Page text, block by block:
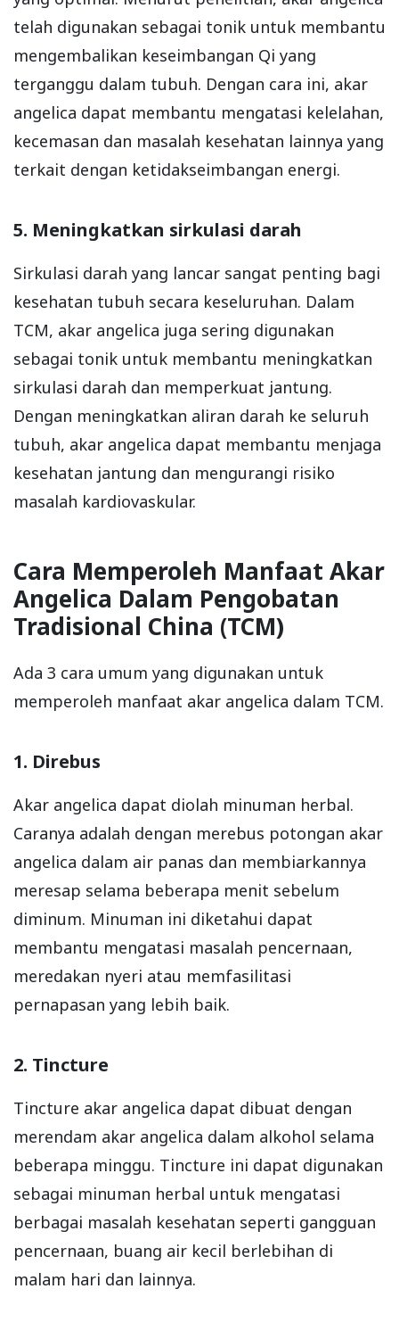
telah digunakan sebagai tonik untuk membantu
mengembalikan keseimbangan Qi yang
terganggu dalam tubuh. Dengan cara ini, akar
angelica dapat membantu mengatasi kelelahan,
kecemasan dan masalah kesehatan lainnya yang
terkait dengan ketidakseimbangan energi.
5. Meningkatkan sirkulasi darah
Sirkulasi darah yang lancar sangat penting bagi
kesehatan tubuh secara keseluruhan. Dalam
TCM, akar angelica juga sering digunakan
sebagai tonik untuk membantu meningkatkan
sirkulasi darah dan memperkuat jantung.
Dengan meningkatkan aliran darah ke seluruh
tubuh, akar angelica dapat membantu menjaga
kesehatan jantung dan mengurangi risiko
masalah kardiovaskular.
Cara Memperoleh Manfaat Akar
Angelica Dalam Pengobatan
Tradisional China (TCM)
Ada 3 cara umum yang digunakan untuk
memperoleh manfaat akar angelica dalam TCM.
1. Direbus
Akar angelica dapat diolah minuman herbal.
Caranya adalah dengan merebus potongan akar
angelica dalam air panas dan membiarkannya
meresap selama beberapa menit sebelum
diminum. Minuman ini diketahui dapat
membantu mengatasi masalah pencernaan,
meredakan nyeri atau memfasilitasi
pernapasan yang lebih baik.
2. Tincture
Tincture akar angelica dapat dibuat dengan
merendam akar angelica dalam alkohol selama
beberapa minggu. Tincture ini dapat digunakan
sebagai minuman herbal untuk mengatasi
berbagai masalah kesehatan seperti gangguan
pencernaan, buang air kecil berlebihan di
malam hari dan lainnya.